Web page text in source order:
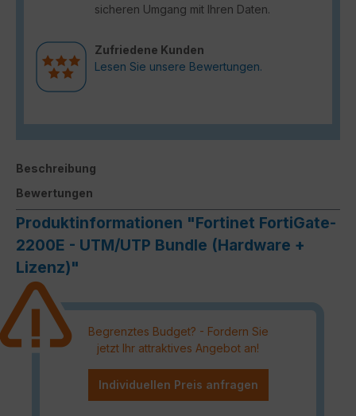
sicheren Umgang mit Ihren Daten.
Zufriedene Kunden
Lesen Sie unsere Bewertungen.
Beschreibung
Bewertungen
Produktinformationen "Fortinet FortiGate-
2200E - UTM/UTP Bundle (Hardware +
Lizenz)"
Begrenztes Budget? - Fordern Sie
jetzt Ihr attraktives Angebot an!
Individuellen Preis anfragen